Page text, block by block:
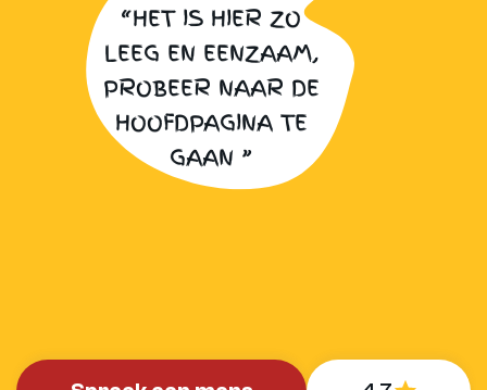
“HET IS HIER ZO
LEEG EN EENZAAM,
PROBEER NAAR DE
HOOFDPAGINA TE
GAAN ”